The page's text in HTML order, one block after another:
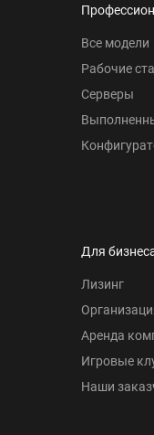
Все модели
Рабочие
Серверы
Для
Лизинг
Аренда
Игровые
Наши